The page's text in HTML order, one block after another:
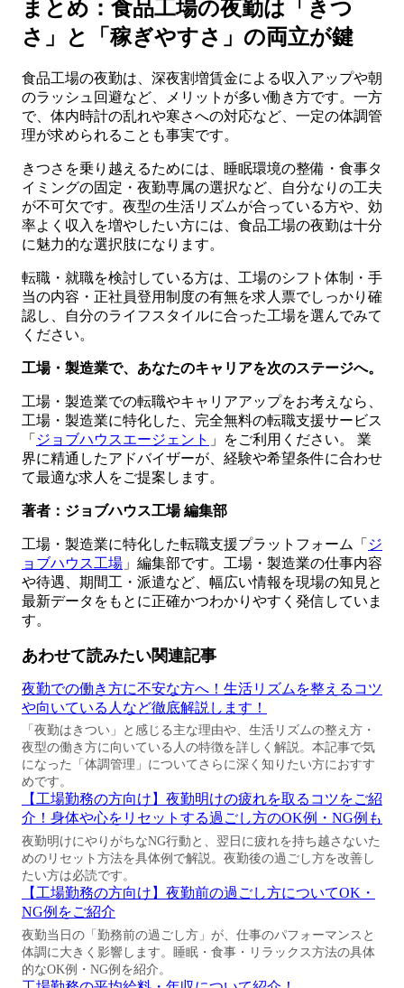
まとめ：食品工場の夜勤は「きつ
さ」と「稼ぎやすさ」の両立が鍵
食品工場の夜勤は、深夜割増賃金による収入アップや朝
のラッシュ回避など、メリットが多い働き方です。一方
で、体内時計の乱れや寒さへの対応など、一定の体調管
理が求められることも事実です。
きつさを乗り越えるためには、睡眠環境の整備・食事タ
イミングの固定・夜勤専属の選択など、自分なりの工夫
が不可欠です。夜型の生活リズムが合っている方や、効
率よく収入を増やしたい方には、食品工場の夜勤は十分
に魅力的な選択肢になります。
転職・就職を検討している方は、工場のシフト体制・手
当の内容・正社員登用制度の有無を求人票でしっかり確
認し、自分のライフスタイルに合った工場を選んでみて
ください。
工場・製造業で、あなたのキャリアを次のステージへ。
工場・製造業での転職やキャリアアップをお考えなら、
工場・製造業に特化した、完全無料の転職支援サービス
「 ジョブハウスエージェント 」をご利用ください。 業
界に精通したアドバイザーが、経験や希望条件に合わせ
て最適な求人をご提案します。
著者：ジョブハウス工場 編集部
工場・製造業に特化した転職支援プラットフォーム「 ジ
ョブハウス工場 」編集部です。工場・製造業の仕事内容
や待遇、期間工・派遣など、幅広い情報を現場の知見と
最新データをもとに正確かつわかりやすく発信していま
す。
あわせて読みたい関連記事
夜勤での働き方に不安な方へ！生活リズムを整えるコツ
や向いている人など徹底解説します！
「夜勤はきつい」と感じる主な理由や、生活リズムの整え方・
夜型の働き方に向いている人の特徴を詳しく解説。本記事で気
になった「体調管理」についてさらに深く知りたい方におすす
めです。
【工場勤務の方向け】夜勤明けの疲れを取るコツをご紹
介！身体や心をリセットする過ごし方のOK例・NG例も
夜勤明けにやりがちなNG行動と、翌日に疲れを持ち越さないた
めのリセット方法を具体例で解説。夜勤後の過ごし方を改善し
たい方は必読です。
【工場勤務の方向け】夜勤前の過ごし方についてOK・
NG例をご紹介
夜勤当日の「勤務前の過ごし方」が、仕事のパフォーマンスと
体調に大きく影響します。睡眠・食事・リラックス方法の具体
的なOK例・NG例を紹介。